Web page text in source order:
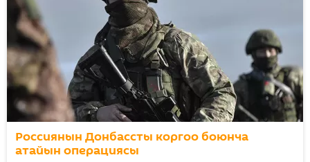
Россиянын Донбассты коргоо боюнча
атайын операциясы